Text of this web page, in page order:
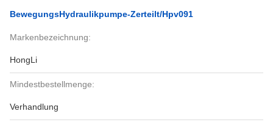
BewegungsHydraulikpumpe-Zerteilt/Hpv091
Markenbezeichnung:
HongLi
Mindestbestellmenge:
Verhandlung